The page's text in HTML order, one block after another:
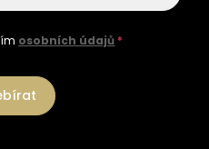
osobních údajů *